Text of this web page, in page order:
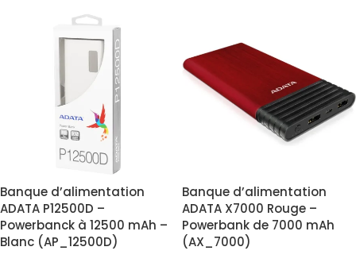
Banque d’alimentation
ADATA P12500D –
Powerbanck à 12500 mAh –
Blanc (AP_12500D)
Banque d’alimentation
ADATA X7000 Rouge –
Powerbank de 7000 mAh
(AX_7000)